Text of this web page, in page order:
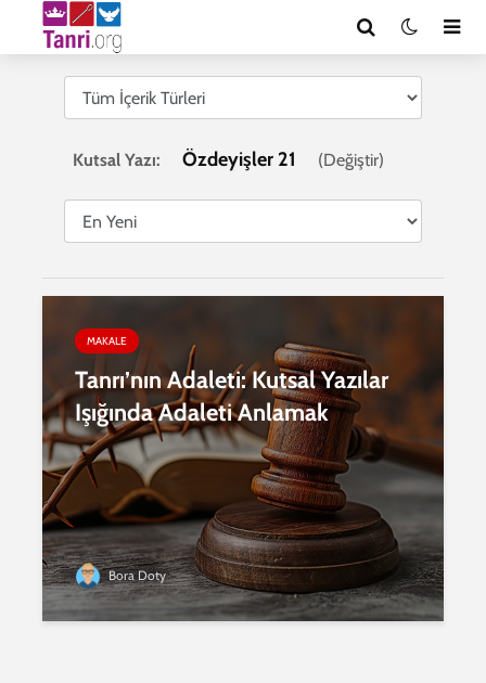
Kutsal Yazı: Özdeyişler 21 (Değiştir)
MAKALE
Tanrı’nın Adaleti: Kutsal Yazılar
Işığında Adaleti Anlamak
Bora Doty